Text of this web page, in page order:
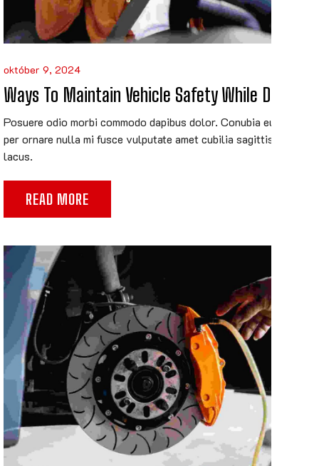
október 9, 2024
Ways To Maintain Vehicle Safety While Driving
Posuere odio morbi commodo dapibus dolor. Conubia euismod
per ornare nulla mi fusce vulputate amet cubilia sagittis sed
lacus.
READ MORE